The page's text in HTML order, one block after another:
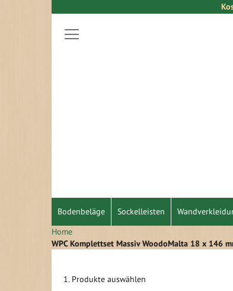
zum
Inhalt
Bodenbeläge Sockelleisten
Home
WPC Komplettset Massiv WoodoMalta 18 x 146
1. Produkte auswählen